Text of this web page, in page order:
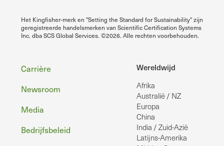
Het Kingfisher-merk en "Setting the Standard for Sustainability" zijn
geregistreerde handelsmerken van Scientific Certification Systems
Inc. dba SCS Global Services. ©2026. Alle rechten voorbehouden.
Wereldwijd
Afrika
Australië / NZ
Europa
China
India / Zuid-Azië
Latijns-Amerika
Voettekst
Carrière
Newsroom
Media
Bedrijfsbeleid